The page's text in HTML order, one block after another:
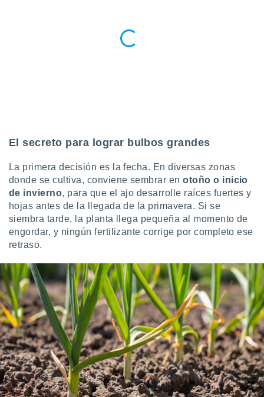
El secreto para lograr bulbos grandes
La primera decisión es la fecha. En diversas zonas
donde se cultiva, conviene sembrar enotoño o inicio
de invierno, para que el ajo desarrolle raíces fuertes y
hojas antes de la llegada de la primavera. Si se
siembra tarde, la planta llega pequeña al momento de
engordar, y ningún fertilizante corrige por completo ese
retraso.